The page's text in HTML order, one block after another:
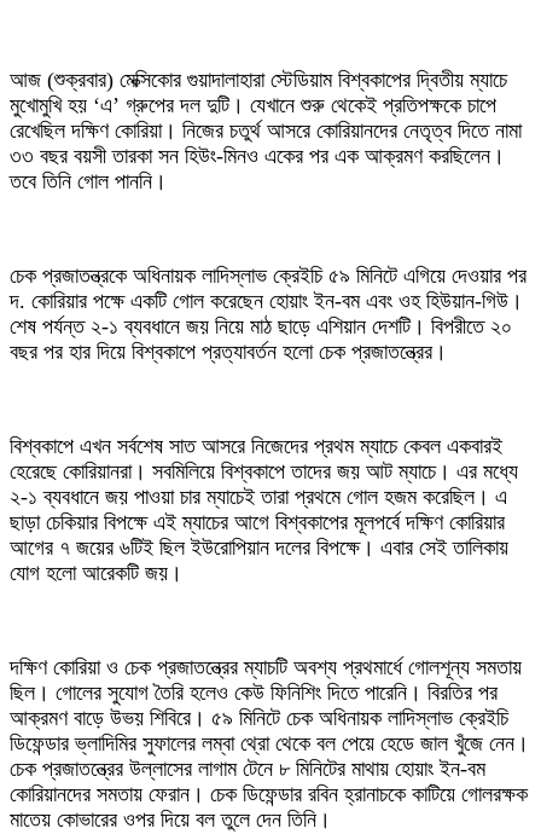
আজ (শুক্রবার) মেক্সিকোর গুয়াদালাহারা স্টেডিয়াম বিশ্বকাপের দ্বিতীয় ম্যাচে
মুখোমুখি হয় ‘এ’ গ্রুপের দল দুটি। যেখানে শুরু থেকেই প্রতিপক্ষকে চাপে
রেখেছিল দক্ষিণ কোরিয়া। নিজের চতুর্থ আসরে কোরিয়ানদের নেতৃত্ব দিতে নামা
৩৩ বছর বয়সী তারকা সন হিউং-মিনও একের পর এক আক্রমণ করছিলেন।
তবে তিনি গোল পাননি।
চেক প্রজাতন্ত্রকে অধিনায়ক লাদিস্লাভ ক্রেইচি ৫৯ মিনিটে এগিয়ে দেওয়ার পর
দ. কোরিয়ার পক্ষে একটি গোল করেছেন হোয়াং ইন-বম এবং ওহ হিউয়ান-গিউ।
শেষ পর্যন্ত ২-১ ব্যবধানে জয় নিয়ে মাঠ ছাড়ে এশিয়ান দেশটি। বিপরীতে ২০
বছর পর হার দিয়ে বিশ্বকাপে প্রত্যাবর্তন হলো চেক প্রজাতন্ত্রের।
বিশ্বকাপে এখন সর্বশেষ সাত আসরে নিজেদের প্রথম ম্যাচে কেবল একবারই
হেরেছে কোরিয়ানরা। সবমিলিয়ে বিশ্বকাপে তাদের জয় আট ম্যাচে। এর মধ্যে
২-১ ব্যবধানে জয় পাওয়া চার ম্যাচেই তারা প্রথমে গোল হজম করেছিল। এ
ছাড়া চেকিয়ার বিপক্ষে এই ম্যাচের আগে বিশ্বকাপের মূলপর্বে দক্ষিণ কোরিয়ার
আগের ৭ জয়ের ৬টিই ছিল ইউরোপিয়ান দলের বিপক্ষে। এবার সেই তালিকায়
যোগ হলো আরেকটি জয়।
দক্ষিণ কোরিয়া ও চেক প্রজাতন্ত্রের ম্যাচটি অবশ্য প্রথমার্ধে গোলশূন্য সমতায়
ছিল। গোলের সুযোগ তৈরি হলেও কেউ ফিনিশিং দিতে পারেনি। বিরতির পর
আক্রমণ বাড়ে উভয় শিবিরে। ৫৯ মিনিটে চেক অধিনায়ক লাদিস্লাভ ক্রেইচি
ডিফেন্ডার ভ্লাদিমির সুফালের লম্বা থ্রো থেকে বল পেয়ে হেডে জাল খুঁজে নেন।
চেক প্রজাতন্ত্রের উল্লাসের লাগাম টেনে ৮ মিনিটের মাথায় হোয়াং ইন-বম
কোরিয়ানদের সমতায় ফেরান। চেক ডিফেন্ডার রবিন হ্রানাচকে কাটিয়ে গোলরক্ষক
মাতেয় কোভারের ওপর দিয়ে বল তুলে দেন তিনি।